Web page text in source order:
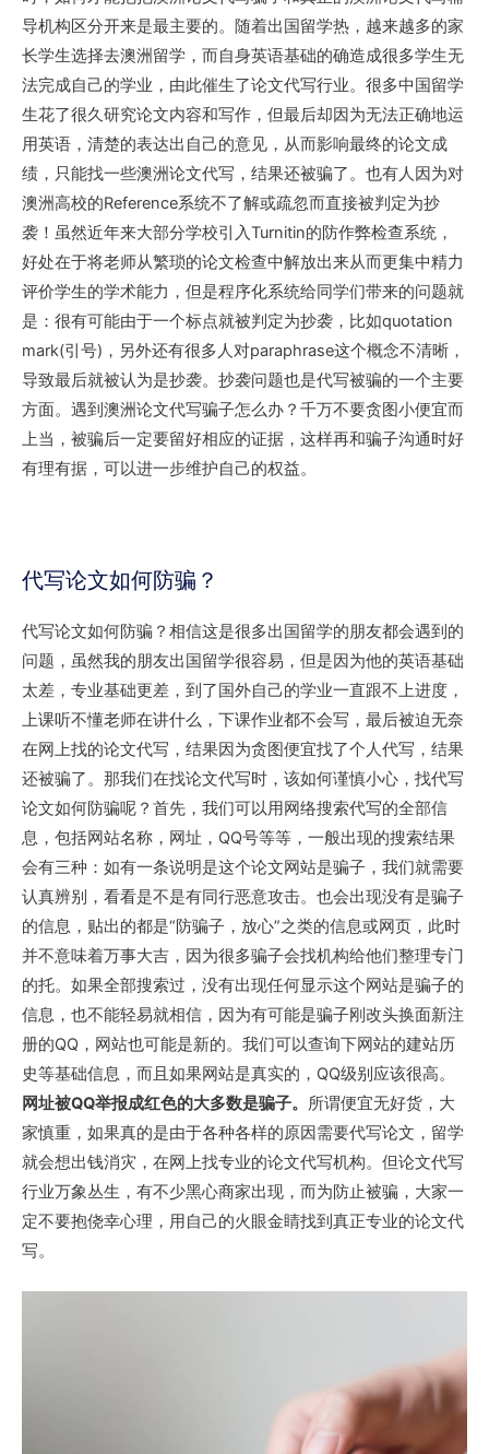
导机构区分开来是最主要的。随着出国留学热，越来越多的家
长学生选择去澳洲留学，而自身英语基础的确造成很多学生无
法完成自己的学业，由此催生了论文代写行业。很多中国留学
生花了很久研究论文内容和写作，但最后却因为无法正确地运
用英语，清楚的表达出自己的意见，从而影响最终的论文成
绩，只能找一些澳洲论文代写，结果还被骗了。也有人因为对
澳洲高校的Reference系统不了解或疏忽而直接被判定为抄
袭！虽然近年来大部分学校引入Turnitin的防作弊检查系统，
好处在于将老师从繁琐的论文检查中解放出来从而更集中精力
评价学生的学术能力，但是程序化系统给同学们带来的问题就
是：很有可能由于一个标点就被判定为抄袭，比如quotation
mark(引号)，另外还有很多人对paraphrase这个概念不清晰，
导致最后就被认为是抄袭。抄袭问题也是代写被骗的一个主要
方面。遇到澳洲论文代写骗子怎么办？千万不要贪图小便宜而
上当，被骗后一定要留好相应的证据，这样再和骗子沟通时好
有理有据，可以进一步维护自己的权益。
代写论文如何防骗？
代写论文如何防骗？相信这是很多出国留学的朋友都会遇到的
问题，虽然我的朋友出国留学很容易，但是因为他的英语基础
太差，专业基础更差，到了国外自己的学业一直跟不上进度，
上课听不懂老师在讲什么，下课作业都不会写，最后被迫无奈
在网上找的论文代写，结果因为贪图便宜找了个人代写，结果
还被骗了。那我们在找论文代写时，该如何谨慎小心，找代写
论文如何防骗呢？首先，我们可以用网络搜索代写的全部信
息，包括网站名称，网址，QQ号等等，一般出现的搜索结果
会有三种：如有一条说明是这个论文网站是骗子，我们就需要
认真辨别，看看是不是有同行恶意攻击。也会出现没有是骗子
的信息，贴出的都是“防骗子，放心”之类的信息或网页，此时
并不意味着万事大吉，因为很多骗子会找机构给他们整理专门
的托。如果全部搜索过，没有出现任何显示这个网站是骗子的
信息，也不能轻易就相信，因为有可能是骗子刚改头换面新注
册的QQ，网站也可能是新的。我们可以查询下网站的建站历
史等基础信息，而且如果网站是真实的，QQ级别应该很高。
网址被QQ举报成红色的大多数是骗子。 所谓便宜无好货，大
家慎重，如果真的是由于各种各样的原因需要代写论文，留学
就会想出钱消灾，在网上找专业的论文代写机构。但论文代写
行业万象丛生，有不少黑心商家出现，而为防止被骗，大家一
定不要抱侥幸心理，用自己的火眼金睛找到真正专业的论文代
写。